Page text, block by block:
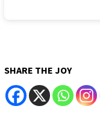
SHARE THE JOY